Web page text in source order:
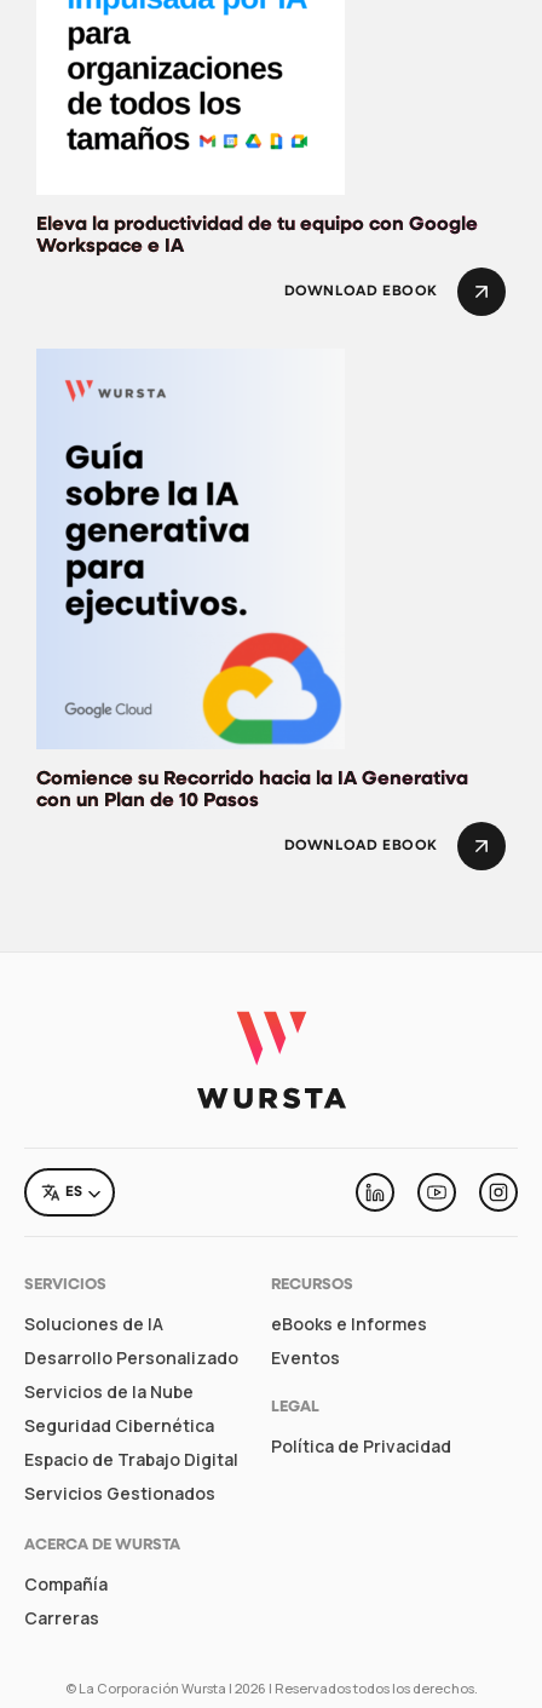
Eleva la productividad de tu equipo con Google
Workspace e IA
DOWNLOAD EBOOK
Comience su Recorrido hacia la IA Generativa
con un Plan de 10 Pasos
DOWNLOAD EBOOK
LinkedinYoutube
LANGUAGE
ES
SERVICIOS
Soluciones de IA
Desarrollo Personalizado
Servicios de la Nube
Seguridad Cibernética
Espacio de Trabajo Digital
Servicios Gestionados
RECURSOS
eBooks e Informes
Eventos
LEGAL
Política de Privacidad
ACERCA DE WURSTA
Compañía
Carreras
© La Corporación Wursta | 2026 | Reservados todos los derechos.